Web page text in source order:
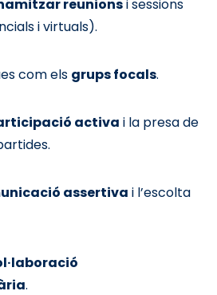
reunionsi sessions
i virtuals).
com els grups focals.
activa i la presa de
assertiva i l’escolta
.